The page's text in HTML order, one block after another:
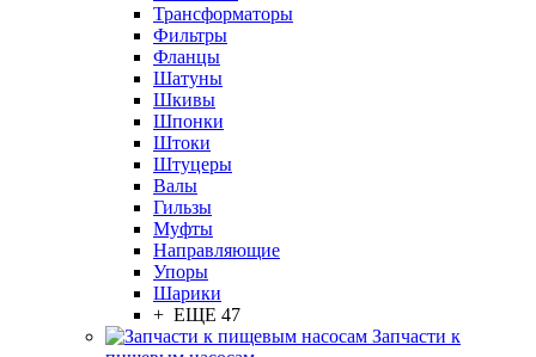
Трансформаторы
Фильтры
Фланцы
Шатуны
Шкивы
Шпонки
Штоки
Штуцеры
Валы
Гильзы
Муфты
Направляющие
Упоры
Шарики
+ ЕЩЕ 47
Запчасти к